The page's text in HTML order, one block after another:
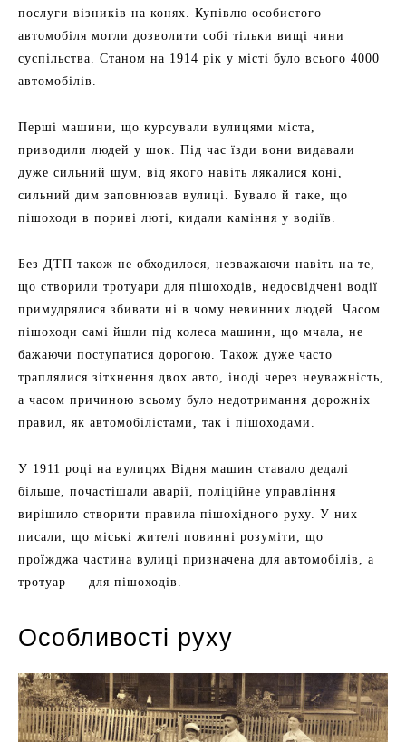
послуги візників на конях. Купівлю особистого
автомобіля могли дозволити собі тільки вищі чини
суспільства. Станом на 1914 рік у місті було всього 4000
автомобілів.
Перші машини, що курсували вулицями міста,
приводили людей у шок. Під час їзди вони видавали
дуже сильний шум, від якого навіть лякалися коні,
сильний дим заповнював вулиці. Бувало й таке, що
пішоходи в пориві люті, кидали каміння у водіїв.
Без ДТП також не обходилося, незважаючи навіть на те,
що створили тротуари для пішоходів, недосвідчені водії
примудрялися збивати ні в чому невинних людей. Часом
пішоходи самі йшли під колеса машини, що мчала, не
бажаючи поступатися дорогою. Також дуже часто
траплялися зіткнення двох авто, іноді через неуважність,
а часом причиною всьому було недотримання дорожніх
правил, як автомобілістами, так і пішоходами.
У 1911 році на вулицях Відня машин ставало дедалі
більше, почастішали аварії, поліційне управління
вирішило створити правила пішохідного руху. У них
писали, що міські жителі повинні розуміти, що
проїжджа частина вулиці призначена для автомобілів, а
тротуар — для пішоходів.
Особливості руху